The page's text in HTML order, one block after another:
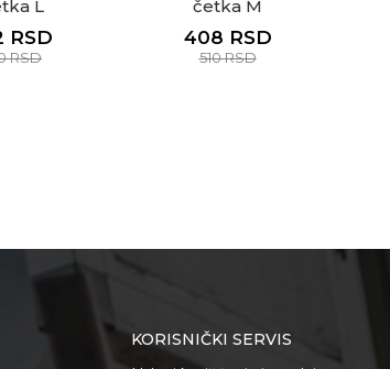
L
RSD
RSD
četka M
408 RSD
510RSD
KORISNIČKI SERVIS